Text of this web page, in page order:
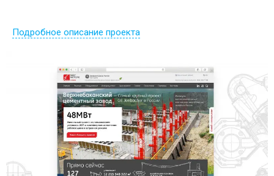
Подробное описание проекта